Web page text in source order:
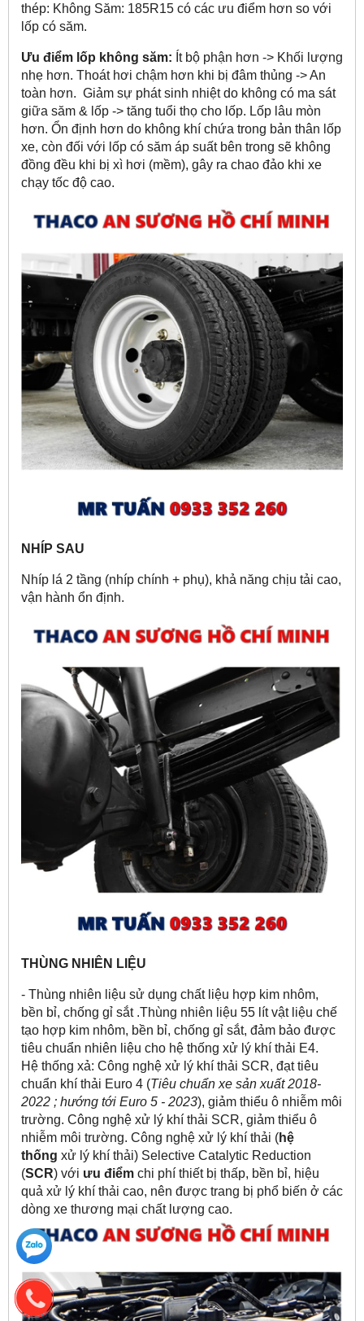
thép: Không Săm: 185R15 có các ưu điểm hơn so với
lốp có săm.
Ưu điểm lốp không săm: Ít bộ phận hơn -> Khối lượng
nhẹ hơn. Thoát hơi chậm hơn khi bị đâm thủng -> An
toàn hơn. Giảm sự phát sinh nhiệt do không có ma sát
giữa săm & lốp -> tăng tuổi thọ cho lốp. Lốp lâu mòn
hơn. Ổn định hơn do không khí chứa trong bản thân lốp
xe, còn đối với lốp có săm áp suất bên trong sẽ không
đồng đều khi bị xì hơi (mềm), gây ra chao đảo khi xe
chạy tốc độ cao.
NHÍP SAU
Nhíp lá 2 tầng (nhíp chính + phụ), khả năng chịu tải cao,
vận hành ổn định.
THÙNG NHIÊN LIỆU
- Thùng nhiên liệu sử dụng chất liệu hợp kim nhôm,
bền bỉ, chống gỉ sắt .Thùng nhiên liệu 55 lít vật liệu chế
tạo hợp kim nhôm, bền bỉ, chống gỉ sắt, đảm bảo được
tiêu chuẩn nhiên liệu cho hệ thống xử lý khí thải E4.
Hệ thống xả: Công nghệ xử lý khí thải SCR, đạt tiêu
chuẩn khí thải Euro 4 (Tiêu chuẩn xe sản xuất 2018-
2022 ; hướng tới Euro 5 - 2023), giảm thiểu ô nhiễm môi
trường. Công nghệ xử lý khí thải SCR, giảm thiểu ô
nhiễm môi trường. Công nghệ xử lý khí thải (hệ
thống xử lý khí thải) Selective Catalytic Reduction
(SCR) với ưu điểm chi phí thiết bị thấp, bền bỉ, hiệu
quả xử lý khí thải cao, nên được trang bị phổ biến ở các
dòng xe thương mại chất lượng cao.